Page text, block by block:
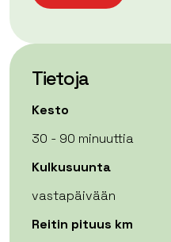
Tietoja
Kesto
30 - 90 minuuttia
Kulkusuunta
vastapäivään
Reitin pituus km